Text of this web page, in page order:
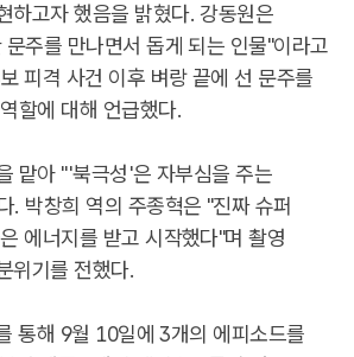
하고자 했음을 밝혔다. 강동원은
주를 만나면서 돕게 되는 인물"이라고
피격 사건 이후 벼랑 끝에 선 문주를
할에 대해 언급했다.
맡아 "'북극성'은 자부심을 주는
. 박창희 역의 주종혁은 "진짜 슈퍼
에너지를 받고 시작했다"며 촬영
위기를 전했다.
통해 9월 10일에 3개의 에피소드를